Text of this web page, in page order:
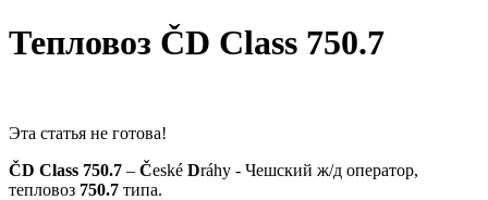
Тепловоз ČD Class 750.7
Эта статья не готова!
ČD Class 750.7 – České Dráhy - Чешский ж/д оператор,
тепловоз 750.7 типа.